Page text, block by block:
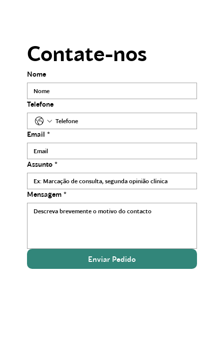
Contate-nos
Nome
Telefone
Email *
Assunto *
Mensagem *
Enviar Pedido